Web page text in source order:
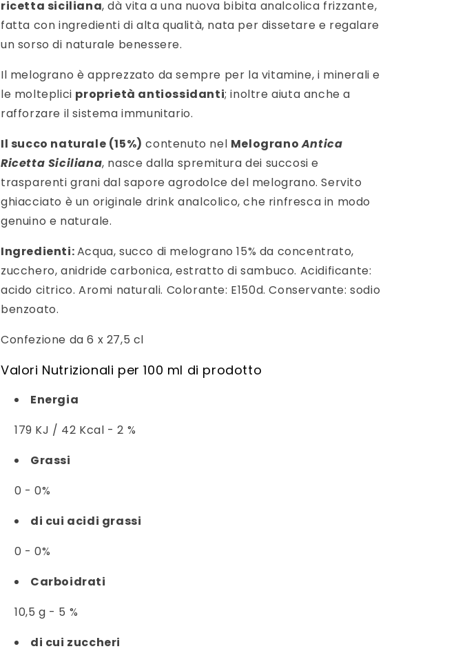
ricetta siciliana,dà vita a una nuova bibita analcolica frizzante,
fatta con ingredienti di alta qualità, nata per dissetare e regalare
un sorso di naturale benessere.
Il melograno è apprezzato da sempre per la vitamine, i minerali e
le molteplici proprietà antiossidanti; inoltre aiuta anche a
rafforzare il sistema immunitario.
Il succo naturale (15%) contenuto nel MelogranoAntica
Ricetta Siciliana, nasce dalla spremitura dei succosi e
trasparenti grani dal sapore agrodolce del melograno. Servito
ghiacciato è un originale drink analcolico, che rinfresca in modo
genuino e naturale.
Ingredienti:Acqua, succo di melograno 15% da concentrato,
zucchero, anidride carbonica, estratto di sambuco. Acidificante:
acido citrico. Aromi naturali. Colorante: E150d. Conservante: sodio
benzoato.
Confezione da 6 x 27,5 cl
Valori Nutrizionali per 100 ml di prodotto
Energia
179 KJ / 42 Kcal - 2 %
Grassi
0 - 0%
di cui acidi grassi
0 - 0%
Carboidrati
10,5 g - 5 %
di cui zuccheri